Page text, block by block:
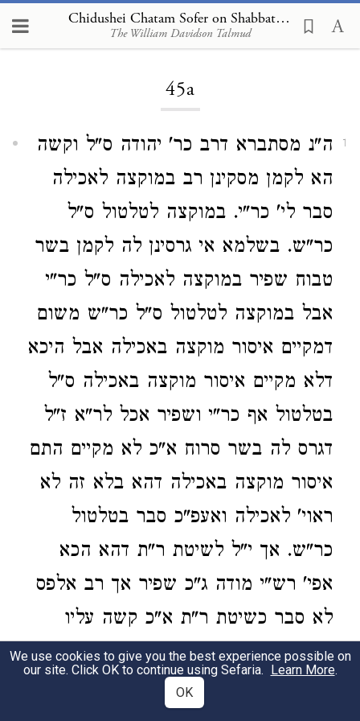
Chidushei Chatam Sofer on Shabbat 45a
The William Davidson Talmud
Loading...
45a
1
ה"נ מסתברא דרב כר' יהודה ס"ל וקשה
הא לקמן מסקינן רב במוקצה לאכילה
סבר לי' כר"י. במוקצה לטלטול ס"ל
כר"ש. בשלמא אי גרסינן לה לקמן בשר
טבוח שפיר במוקצה לאכילה ס"ל כר"י
אבל במוקצה לטלטול ס"ל כר"ש משום
דמקיים איסור מוקצה באכילה אבל היכא
דלא מקיים איסור מוקצה באכילה ס"ל
בטלטול אף כר"י ושפיר אכל לר"א ז"ל
דגרס לה בשר סרוח א"כ לא מקיים התם
איסור מוקצה באכילה דהא בלא זה לא
ראוי' לאכילה ואעפ"כ סבר בטלטול
כר"ש. אך י"ל לשיטת ר"ת דהא הכא
אפי' רש"י מודה ג"כ שפיר אך רב אלפס
לא סבר כשיטת ר"ת א"כ קשה עליו
קושי' גדולה וצ"ע ודו"ק:
דדחי בידים שאני ואע"ג
We use cookies to give you the best experience possible on
our site. Click OK to continue using Sefaria. Learn More.
OK